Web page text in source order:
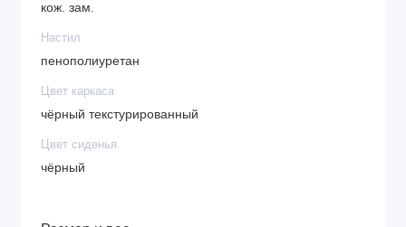
кож. зам.
Настил
пенополиуретан
Цвет каркаса
чёрный текстурированный
Цвет сиденья
чёрный